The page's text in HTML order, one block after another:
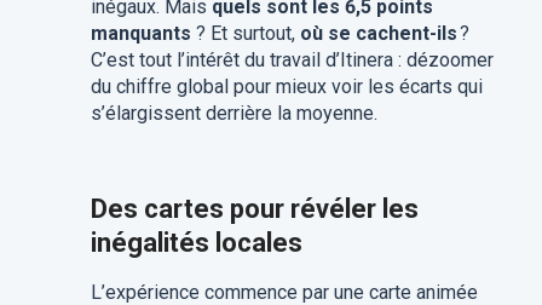
inégaux. Mais quels sont les 6,5 points
manquants ? Et surtout, où se cachent-ils?
C’est tout l’intérêt du travail d’Itinera : dézoomer
du chiffre global pour mieux voir les écarts qui
s’élargissent derrière la moyenne.
Des cartes pour révéler les
inégalités locales
L’expérience commence par une carte animée